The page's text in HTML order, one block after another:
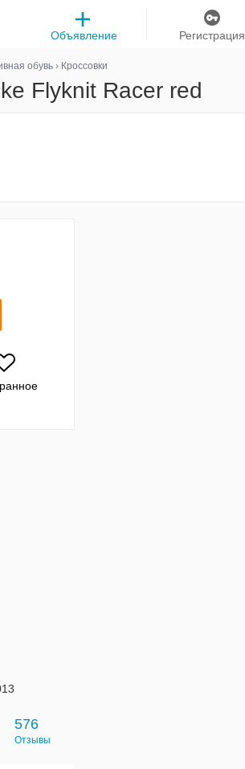
Регистрация
Объявление
обувь › Кроссовки
Flyknit Racer red
576
Отзывы